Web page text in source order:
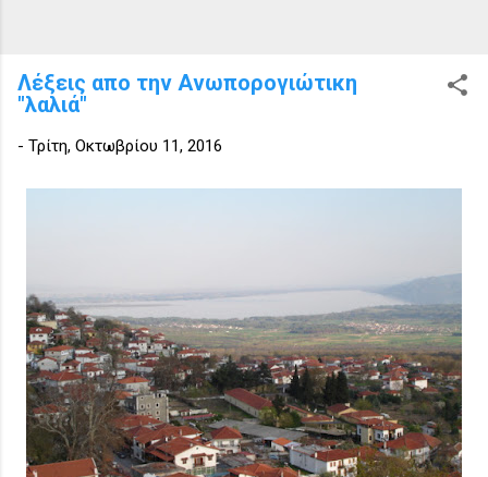
Λέξεις απο την Ανωπορογιώτικη
"λαλιά"
- Τρίτη, Οκτωβρίου 11, 2016